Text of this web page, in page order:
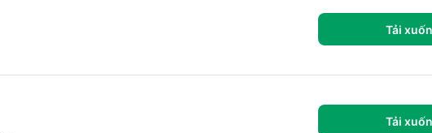
Tải
Tải